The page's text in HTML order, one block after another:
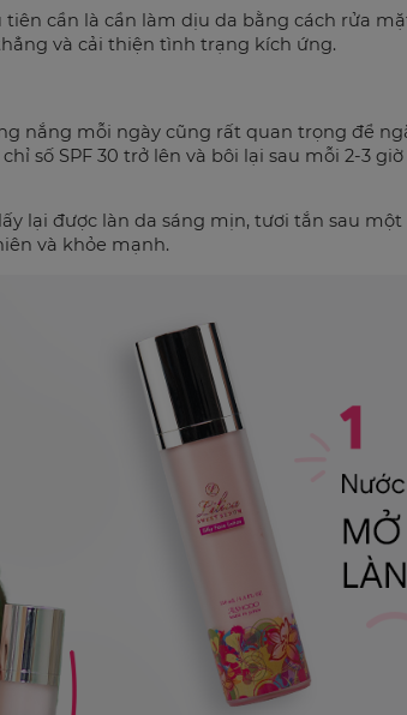
cần là cần làm dịu da bằng cách rửa
và cải thiện tình trạng kích ứng.
nắng mỗi ngày cũng rất quan trọng để
số SPF 30 trở lên và bôi lại sau mỗi 2-3
lại được làn da sáng mịn, tươi tắn sau
và khỏe mạnh.